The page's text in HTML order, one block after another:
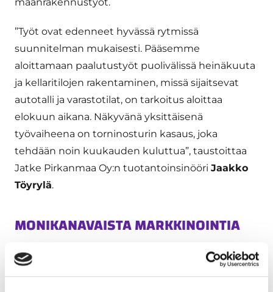
”Työt ovat edenneet hyvässä rytmissä
suunnitelman mukaisesti. Pääsemme
aloittamaan paalutustyöt puolivälissä heinäkuuta
ja kellaritilojen rakentaminen, missä sijaitsevat
autotalli ja varastotilat, on tarkoitus aloittaa
elokuun aikana. Näkyvänä yksittäisenä
työvaiheena on torninosturin kasaus, joka
tehdään noin kuukauden kuluttua”, taustoittaa
Jatke Pirkanmaa Oy:n tuotantoinsinööri Jaakko
Töyrylä.
MONIKANAVAISTA MARKKINOINTIA
Kohteen markkinointia on tehty
monikanavaisesti. Perinteinen lehtimainonta on